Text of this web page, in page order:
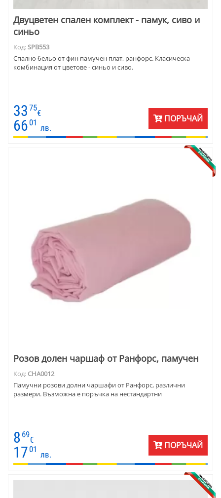
Двуцветен спален комплект - памук, сиво и
синьо
Код:SPB553
Спално бельо от фин памучен плат, ранфорс. Класическа
комбинация от цветове - синьо и сиво.
33 75
€
66 01
лв.
ПОРЪЧАЙ
Розов долен чаршаф от Ранфорс, памучен
Код: CHA0012
Памучни розови долни чаршафи от Ранфорс, различни
размери. Възможна е поръчка на нестандартни
8 69
€
17 01
лв.
ПОРЪЧАЙ